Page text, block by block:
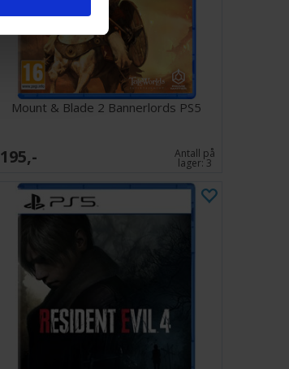
Mount & Blade 2 Bannerlords PS5
195,- Antall på
lager:3